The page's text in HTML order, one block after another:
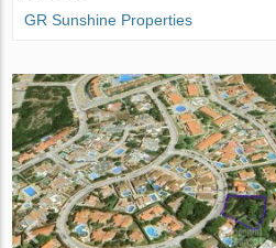
GR Sunshine Properties